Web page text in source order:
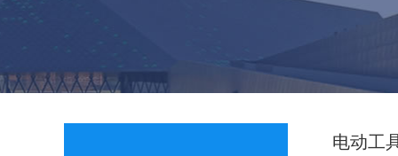
电动工